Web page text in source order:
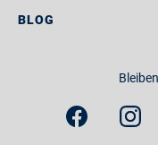
BLOG